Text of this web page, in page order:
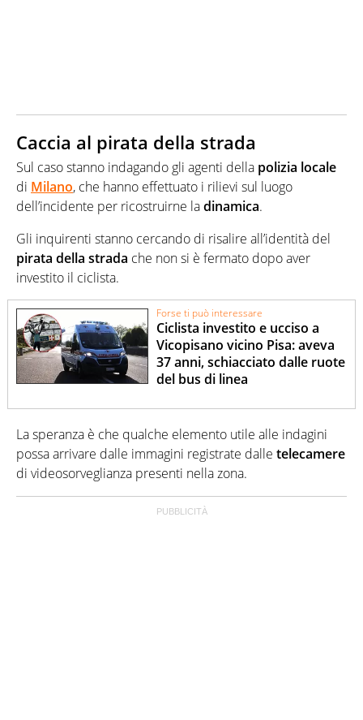
Caccia al pirata della strada
Sul caso stanno indagando gli agenti della polizia locale
di Milano, che hanno effettuato i rilievi sul luogo
dell’incidente per ricostruirne ladinamica.
Gli inquirenti stanno cercando di risalire all’identità del
pirata della strada che non si è fermato dopo aver
investito il ciclista.
Forse ti può interessare
Ciclista investito e ucciso a
Vicopisano vicino Pisa: aveva
37 anni, schiacciato dalle ruote
del bus di linea
La speranza è che qualche elemento utile alle indagini
possa arrivare dalle immagini registrate dalle telecamere
di videosorveglianza presenti nella zona.